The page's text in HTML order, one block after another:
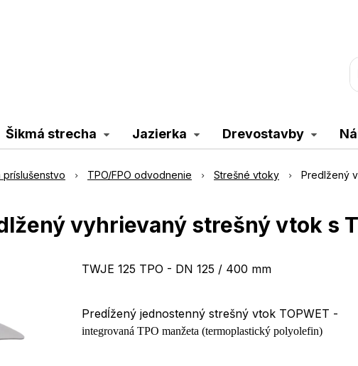
Šikmá strecha Jazierka Drevostavby
príslušenstvo TPO/FPO odvodnenie Strešné vtoky Predlžený
vyhrievaný strešný vtok s
TWJE 125 TPO - DN 125 / 400 mm
Predĺžený jednostenný strešný vtok TOPWET -
integrovaná TPO manžeta (termoplastický polyolefin)